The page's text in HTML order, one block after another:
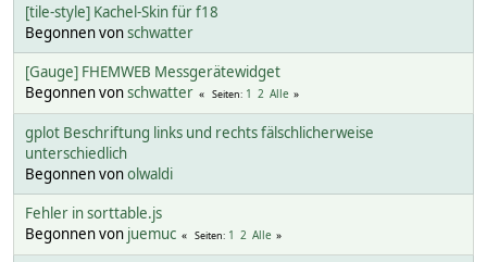
[tile-style] Kachel-Skin für f18
Begonnen vonschwatter
[Gauge] FHEMWEB Messgerätewidget
Begonnen vonschwatter Seiten 1 2 Alle
gplot Beschriftung links und rechts fälschlicherweise
unterschiedlich
Begonnen vonolwaldi
Fehler in sorttable.js
Begonnen von juemuc Seiten 1 2 Alle